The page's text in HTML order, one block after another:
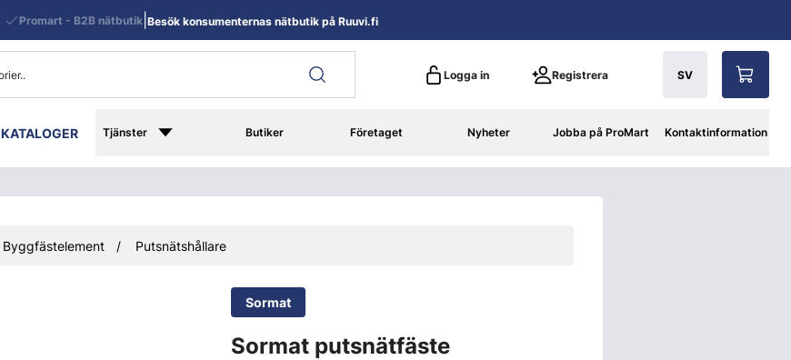
Logga in Registrera SV
KATALOGER Tjänster Butiker Företaget Nyheter Jobba på ProMart Kontaktinformation
Promart - B2B nätbutik Besök konsumenternas nätbutik på Ruuvi.fi
Byggfästelement Putsnätshållare
Sormat
Sormat putsnätfäste